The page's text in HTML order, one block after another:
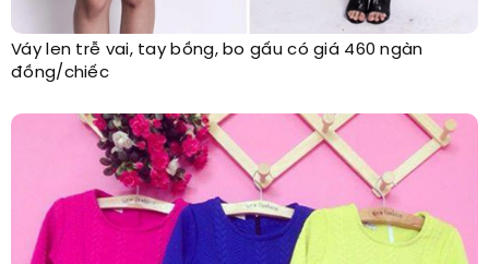
Váy len trễ vai, tay bồng, bo gấu có giá 460 ngàn
đồng/chiếc